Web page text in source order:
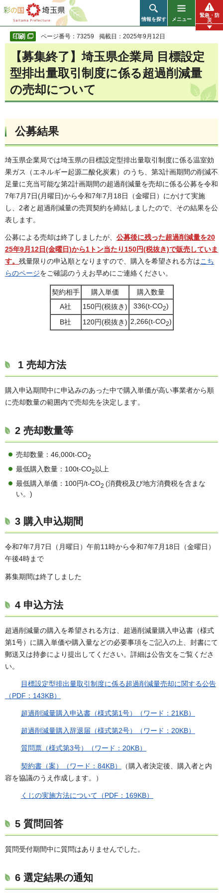
彩の国 埼玉県
情報を探す メニュー
緊急・防
災
ページ番号：73259 掲載日：2025年9月12日
【募集終了】埼玉県企業局 目標設定
型排出量取引制度に係る超過削減量
の売却について
公募結果
埼玉県企業局では埼玉県の目標設定型排出量取引制度に係る温室効
果ガス（エネルギー起源二酸化炭素）のうち、第3計画期間の削減不
足量に充当可能な第2計画期間の超過削減量を売却に係る公募を令和
7年7月7日(月曜日)から令和7年7月18日（金曜日）にかけて実施
し、2者と超過削減量の売買契約を締結しましたので、その結果を公
表します。
公募による売却は終了しましたが、 公募後に残った超過削減量を20
25年9月12日(金曜日)から1トン当たり150円(税抜き)で販売していま
す。 残量限りの申込順となりますので、購入を希望される方はこち
らのページをご確認のうえお早めにご連絡ください。
契約相手 購入単価
購入数量
A社
150円(税抜き) 336(t-CO2)
B社
120円(税抜き) 2,266(t-CO2)
1 売却方法
購入申込期間中に申込みのあった中で購入単価が高い事業者から順
に売却数量の範囲内で売却先を決定します。
2 売却数量等
売却数量：46,000t-CO2
最低購入数量：100t-CO2 以上
最低購入単価：100円/t-CO2 (消費税及び地方消費税を含まな
い。)
3 購入申込期間
令和7年7月7日（月曜日）午前11時から令和7年7月18日（金曜日）
午後4時まで
募集期間は終了しました
4 申込方法
超過削減量の購入を希望される方は、超過削減量購入申込書（様式
第1号）に購入単価や購入量などの必要事項をご記入の上、封書にて
郵送又は持参により提出してください。詳細は公告文をご覧くださ
い。
目標設定型排出量取引制度に係る超過削減量売却に関する公告
（PDF：143KB）
超過削減量購入申込書（様式第1号）（ワード：21KB）
超過削減量購入辞退届（様式第2号）（ワード：20KB）
質問票（様式第3号）（ワード：20KB）
契約書（案）（ワード：84KB）
（購入者決定後、購入者と内
容を協議のうえ作成します。）
くじの実施方法について（PDF：169KB）
5 質問回答
質問受付期間中に質問はありませんでした。
6 選定結果の通知